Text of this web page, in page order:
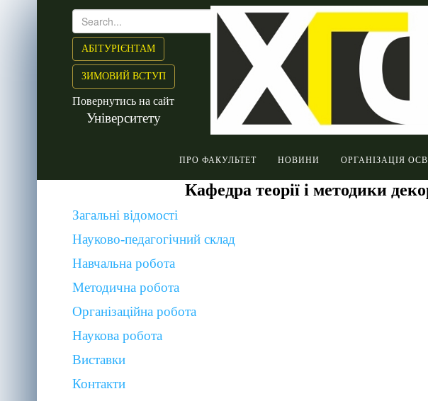
АБІТУРІЄНТАМ
ЗИМОВИЙ ВСТУП
Повернутись на сайт
Університету
ПРО ФАКУЛЬТЕТ НОВИНИ ОРГАНІЗАЦІЯ
Кафедра теорії і методики
Загальні відомості
Науково-педагогічний склад
Навчальна робота
Методична робота
Організаційна робота
Наукова робота
Виставки
Контакти